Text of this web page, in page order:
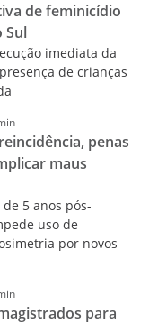
de feminicídio
Sul
imediata da
de crianças
penas
maus
5 anos pós-
uso de
por novos
para